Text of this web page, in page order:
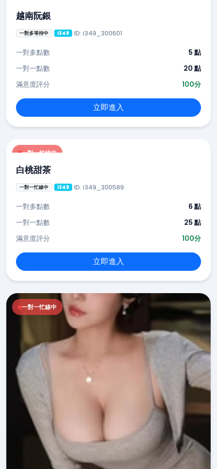
越南阮銀
一對多等待中 i349 ID: i349_300601
一對多點數
5 點
一對一點數
20 點
滿意度評分
100分
立即進入
一對一忙線中
白桃甜茶
一對一忙線中 i349 ID: i349_300589
一對多點數
6 點
一對一點數
25 點
滿意度評分
100分
立即進入
一對一忙線中